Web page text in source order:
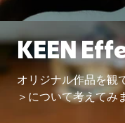
KEEN
オリジナル作品を観
＞について考えてみ